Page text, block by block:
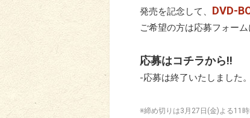
発売を記念して、 DVD-
ご希望の方は応募フォー
応募はコチラから!!
-応募は終了いたしました
※締め切りは3月27日(金)よる11